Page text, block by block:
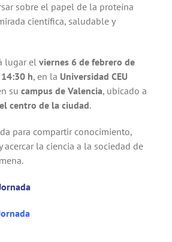
My Account
sobre el papel de la proteína
científica, saludable y
lugar el viernes 6 de febrero de
h, en la Universidad CEU
su campus de Valencia, ubicado a
centro de la ciudad.
para compartir conocimiento,
acercar la ciencia a la sociedad de